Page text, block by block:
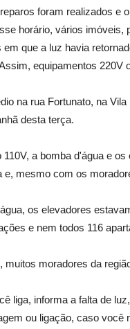
foram realizados e
horário, vários imóveis,
que a luz havia
equipamentos 220V
na rua Fortunato, na
desta terça.
a bomba d'água e
e, mesmo com os
os elevadores
e nem todos 116
muitos moradores da
liga, informa a falta de
ou ligação, caso você